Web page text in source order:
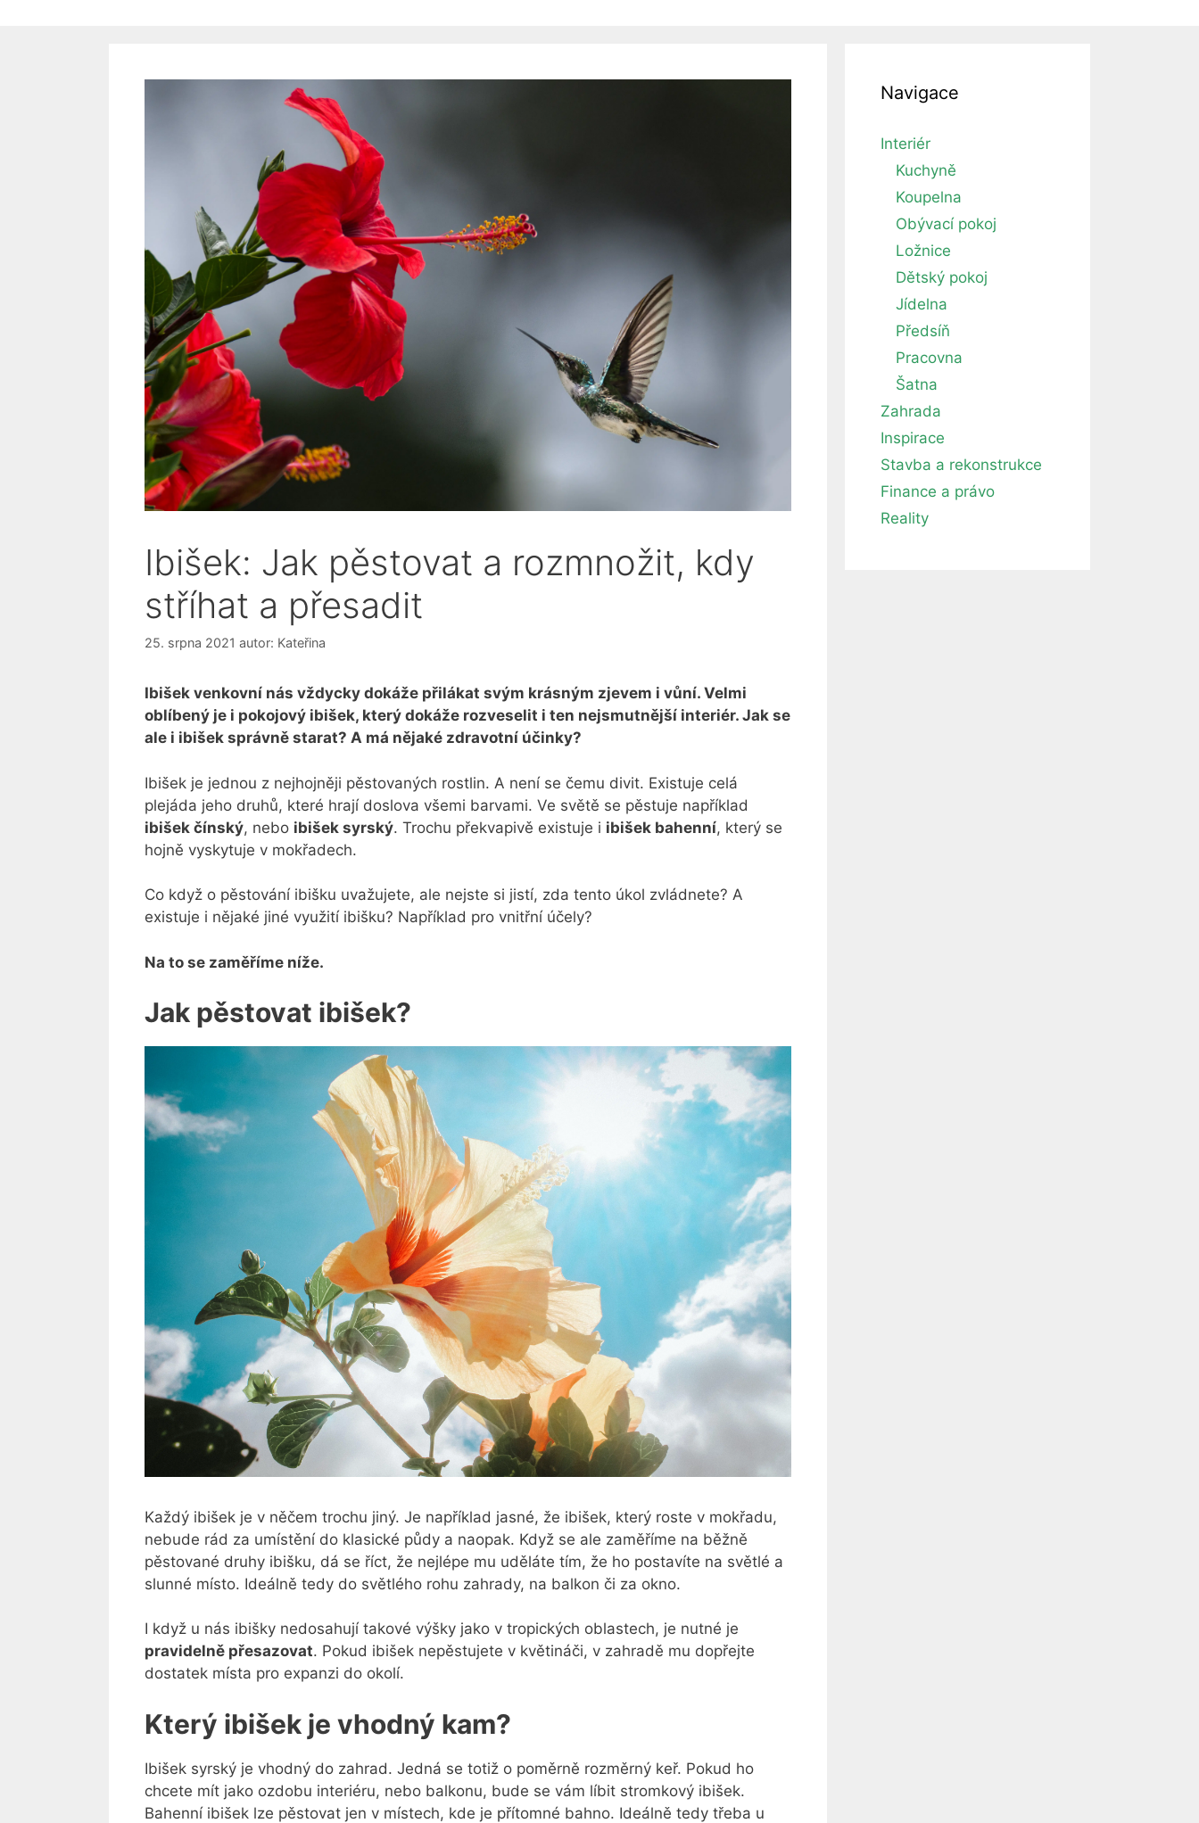
Ibišek: Jak pěstovat a rozmnožit, kdy
stříhat a přesadit
25. srpna 2021 autor: Kateřina
Ibišek venkovní nás vždycky dokáže přilákat svým krásným zjevem i vůní. Velmi
oblíbený je i pokojový ibišek, který dokáže rozveselit i ten nejsmutnější interiér. Jak se
ale i ibišek správně starat? A má nějaké zdravotní účinky?
Ibišek je jednou z nejhojněji pěstovaných rostlin. A není se čemu divit. Existuje celá
plejáda jeho druhů, které hrají doslova všemi barvami. Ve světě se pěstuje například
ibišek čínský, nebo ibišek syrský. Trochu překvapivě existuje i ibišek bahenní, který se
hojně vyskytuje v mokřadech.
Co když o pěstování ibišku uvažujete, ale nejste si jistí, zda tento úkol zvládnete? A
existuje i nějaké jiné využití ibišku? Například pro vnitřní účely?
Na to se zaměříme níže.
Jak pěstovat ibišek?
Každý ibišek je v něčem trochu jiný. Je například jasné, že ibišek, který roste v mokřadu,
nebude rád za umístění do klasické půdy a naopak. Když se ale zaměříme na běžně
pěstované druhy ibišku, dá se říct, že nejlépe mu uděláte tím, že ho postavíte na světlé a
slunné místo. Ideálně tedy do světlého rohu zahrady, na balkon či za okno.
I když u nás ibišky nedosahují takové výšky jako v tropických oblastech, je nutné je
pravidelně přesazovat. Pokud ibišek nepěstujete v květináči, v zahradě mu dopřejte
dostatek místa pro expanzi do okolí.
Který ibišek je vhodný kam?
Ibišek syrský je vhodný do zahrad. Jedná se totiž o poměrně rozměrný keř. Pokud ho
chcete mít jako ozdobu interiéru, nebo balkonu, bude se vám líbit stromkový ibišek.
Bahenní ibišek lze pěstovat jen v místech, kde je přítomné bahno. Ideálně tedy třeba u
Navigace
Interiér
Kuchyně
Koupelna
Obývací pokoj
Ložnice
Dětský pokoj
Jídelna
Předsíň
Pracovna
Šatna
Zahrada
Inspirace
Stavba a rekonstrukce
Finance a právo
Reality